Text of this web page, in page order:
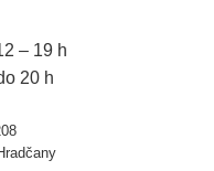
– 19 h
20 h